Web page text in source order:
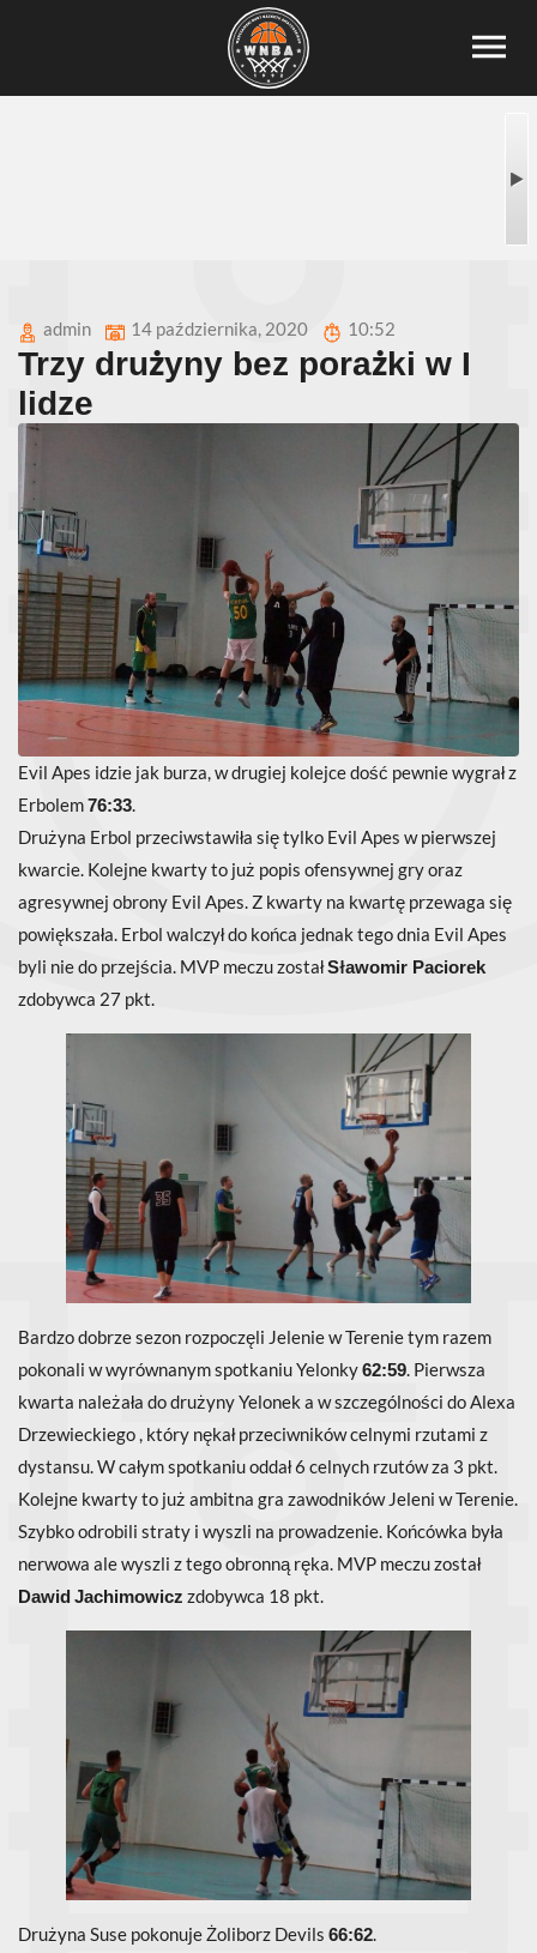
admin 14 października, 2020 10:52
Trzy drużyny bez porażki w I
lidze
Evil Apes idzie jak burza, w drugiej kolejce dość pewnie wygrał z
Erbolem76:33.
Drużyna Erbol przeciwstawiła się tylko Evil Apes w pierwszej
kwarcie. Kolejne kwarty to już popis ofensywnej gry oraz
agresywnej obrony Evil Apes. Z kwarty na kwartę przewaga się
powiększała. Erbol walczył do końca jednak tego dnia Evil Apes
byli nie do przejścia. MVP meczu zostałSławomir Paciorek
zdobywca 27 pkt.
Bardzo dobrze sezon rozpoczęli Jelenie w Terenie tym razem
pokonali w wyrównanym spotkaniu Yelonky62:59. Pierwsza
kwarta należała do drużyny Yelonek a w szczególności do Alexa
Drzewieckiego , który nękał przeciwników celnymi rzutami z
dystansu. W całym spotkaniu oddał 6 celnych rzutów za 3 pkt.
Kolejne kwarty to już ambitna gra zawodników Jeleni w Terenie.
Szybko odrobili straty i wyszli na prowadzenie. Końcówka była
nerwowa ale wyszli z tego obronną ręka. MVP meczu został
DawidJachimowicz zdobywca 18 pkt.
Drużyna Suse pokonuje Żoliborz Devils 66:62.